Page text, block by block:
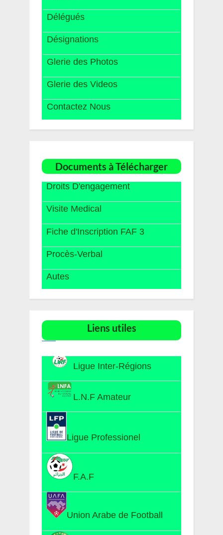
Délégués
Désignations
Glerie des Photos
Glerie des Videos
Contactez Nous
Documents à Télécharger
Droits D'engagement
Visite Medical
Fiche d'Inscription FAF 3
Procès-Verbal
Autes
Liens utiles​
Ligue Inter-Régions
L.N.F Amateur
Ligue Professionel
F.A.F
Union Arabe de Football